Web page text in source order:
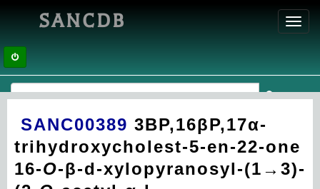
SANCDB
SANC00389 3ΒP,16βP,17α-
trihydroxycholest-5-en-22-one
16-O-β-d-xylopyranosyl-(1→3)-